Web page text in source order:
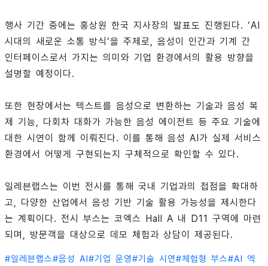
행사 기간 중에는 홍상원 한국 지사장의 발표도 진행된다. ‘AI
시대의 새로운 소통 방식’을 주제로, 음성이 인간과 기계 간
인터페이스로서 가지는 의미와 기업 환경에서의 활용 방향을
설명할 예정이다.
또한 현장에서는 텍스트를 음성으로 변환하는 기술과 음성 복
제 기능, 다회차 대화가 가능한 음성 에이전트 등 주요 기술에
대한 시연이 함께 이뤄진다. 이를 통해 음성 AI가 실제 서비스
환경에서 어떻게 구현되는지 구체적으로 확인할 수 있다.
일레븐랩스는 이번 전시를 통해 국내 기업과의 접점을 확대하
고, 다양한 산업에서 음성 기반 기술 활용 가능성을 제시한다
는 계획이다. 전시 부스는 코엑스 Hall A 내 D11 구역에 마련
되며, 방문객을 대상으로 데모 체험과 상담이 제공된다.
#일레븐랩스#음성 AI #기업 운영#기술 시연#체험형 부스#AI 엑